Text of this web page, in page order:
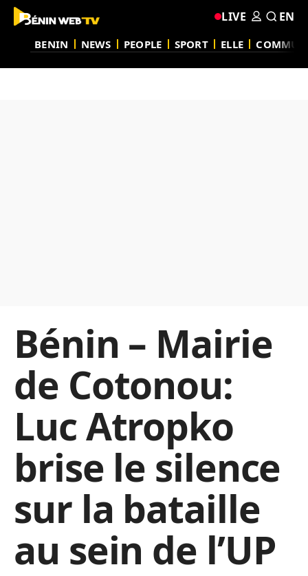
BENIN NEWS PEOPLE SPORT ELLE
LIVE EN
Bénin – Mairie
de Cotonou:
Luc Atropko
brise le silence
sur la bataille
au sein de l’UP